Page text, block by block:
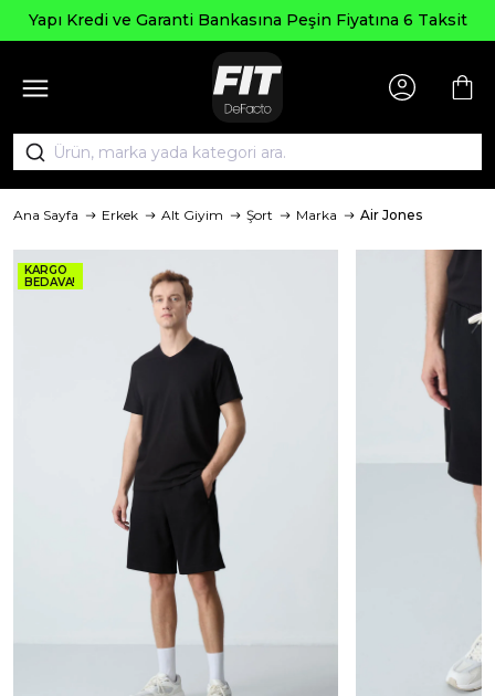
Yapı Kredi ve Garanti Bankasına Peşin Fiyatına 6 Taksit
Ana Sayfa Erkek Alt Giyim Şort Marka Air Jones
KARGO
BEDAVA!